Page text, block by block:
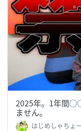
2025年。1年間
ません。
はじめしゃちょ